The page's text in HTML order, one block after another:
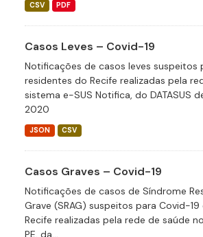
CSV PDF
Casos Leves – Covid-19
Notificações de casos leves suspeitos
residentes do Recife realizadas pela
sistema e-SUS Notifica, do DATASUS
2020
JSON CSV
Casos Graves – Covid-19
Notificações de casos de Síndrome
Grave (SRAG) suspeitos para Covid-
Recife realizadas pela rede de saúde
PE, da...